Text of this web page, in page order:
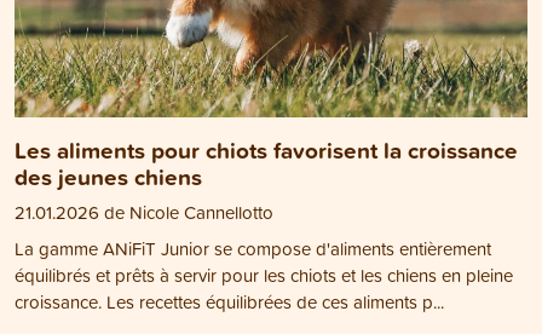
Les aliments pour chiots favorisent la croissance
des jeunes chiens
21.01.2026 de Nicole Cannellotto
La gamme ANiFiT Junior se compose d'aliments entièrement
équilibrés et prêts à servir pour les chiots et les chiens en pleine
croissance. Les recettes équilibrées de ces aliments p...